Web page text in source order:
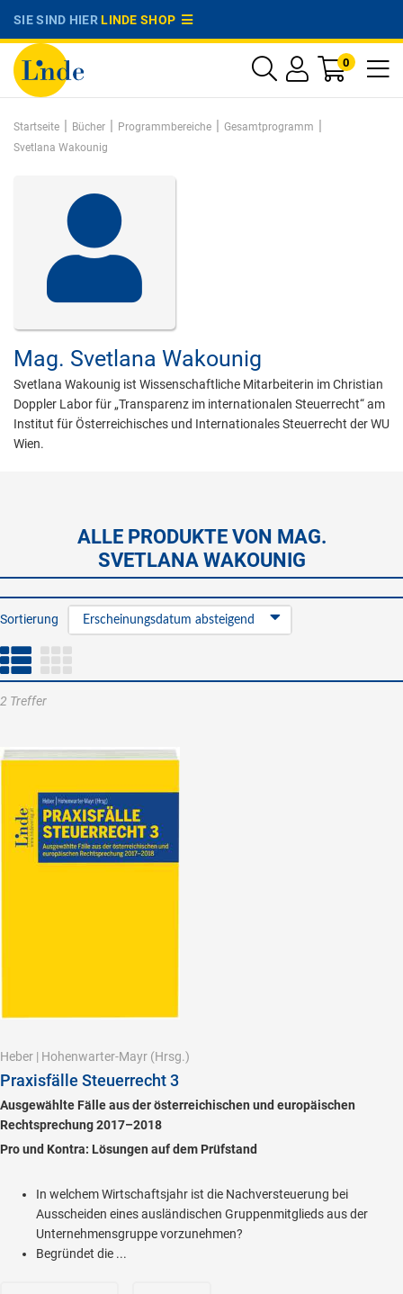
SIE SIND HIERLINDE SHOP
0
Startseite | Bücher | Programmbereiche | Gesamtprogramm |
Svetlana Wakounig
Mag. Svetlana Wakounig
Svetlana Wakounig ist Wissenschaftliche Mitarbeiterin im Christian
Doppler Labor für „Transparenz im internationalen Steuerrecht“ am
Institut für Österreichisches und Internationales Steuerrecht der WU
Wien.
ALLE PRODUKTE VON MAG.
SVETLANA WAKOUNIG
Sortierung Erscheinungsdatum absteigend
2 Treffer
Heber | Hohenwarter-Mayr (Hrsg.)
Praxisfälle Steuerrecht 3
Ausgewählte Fälle aus der österreichischen und europäischen
Rechtsprechung 2017–2018
Pro und Kontra: Lösungen auf dem Prüfstand
In welchem Wirtschaftsjahr ist die Nachversteuerung bei
Ausscheiden eines ausländischen Gruppenmitglieds aus der
Unternehmensgruppe vorzunehmen?
Begründet die ...